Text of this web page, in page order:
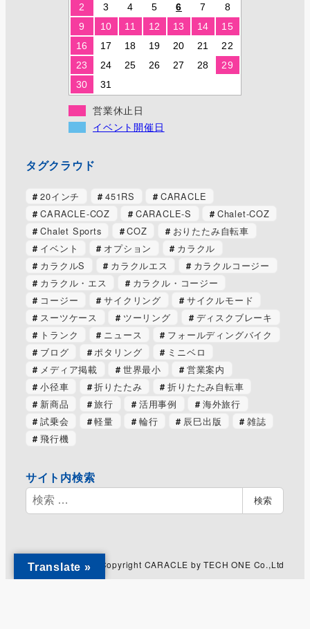
2
3 4 5 6 7
8
9
10 11 12 13 14
15
16
17 18 19 20 21
22
23
24 25 26 27 28
29
30
31
営業休止日
イベント開催日
タグクラウド
20インチ 451RS
CARACLE
CARACLE-COZ
CARACLE-S
Chalet-COZ
Chalet Sports
COZ
おりたたみ自転車
イベント
オプション
カラクル
カラクルS
カラクルエス
カラクルコージー
カラクル・エス
カラクル・コージー
コージー
サイクリング
サイクルモード
スーツケース
ツーリング
ディスクブレーキ
トランク
ニュース
フォールディングバイク
ブログ
ポタリング
ミニベロ
メディア掲載
世界最小
営業案内
小径車
折りたたみ
折りたたみ自転車
新商品
旅行 活用事例
海外旅行
試乗会
軽量 輪行 辰巳出版
雑誌
飛行機
サイト内検索
検
索
検索
Copyright CARACLE by TECH ONE Co.,Ltd
Translate »